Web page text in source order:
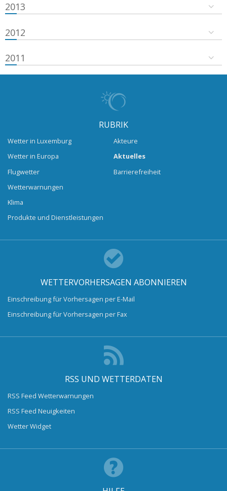
2013
2012
2011
RUBRIK
Wetter in Luxemburg
Wetter in Europa
Flugwetter
Wetterwarnungen
Klima
Produkte und Dienstleistungen
Akteure
Aktuelles
Barrierefreiheit
WETTERVORHERSAGEN ABONNIEREN
Einschreibung für Vorhersagen per E-Mail
Einschreibung für Vorhersagen per Fax
RSS UND WETTERDATEN
RSS Feed Wetterwarnungen
RSS Feed Neuigkeiten
Wetter Widget